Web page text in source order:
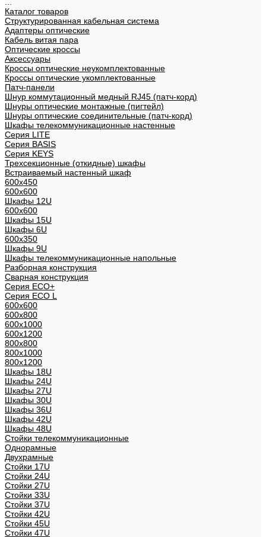
Каталог товаров
Структурированная кабельная система
Адаптеры оптические
Кабель витая пара
Оптические кроссы
Аксессуары
Кроссы оптические неукомплектованные
Кроссы оптические укомплектованные
Патч-панели
Шнур коммутационный медный RJ45 (патч-корд)
Шнуры оптические монтажные (пигтейл)
Шнуры оптические соединительные (патч-корд)
Шкафы телекоммуникационные настенные
Cерия LITE
Cерия BASIS
Cерия KEYS
Трехсекционные (откидные) шкафы
Встраиваемый настенный шкаф
600x450
600x600
Шкафы 12U
600x600
Шкафы 15U
Шкафы 6U
600x350
Шкафы 9U
Шкафы телекоммуникационные напольные
Разборная конструкция
Сварная конструкция
Серия ECO+
Серия ECO L
600x600
600x800
600х1000
600х1200
800x800
800х1000
800х1200
Шкафы 18U
Шкафы 24U
Шкафы 27U
Шкафы 30U
Шкафы 36U
Шкафы 42U
Шкафы 48U
Стойки телекоммуникационные
Однорамные
Двухрамные
Стойки 17U
Стойки 24U
Стойки 27U
Стойки 33U
Стойки 37U
Стойки 42U
Стойки 45U
Стойки 47U